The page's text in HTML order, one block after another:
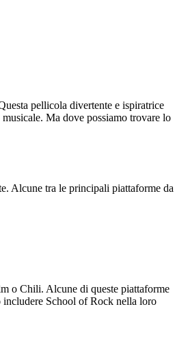
pellicola divertente e ispiratrice
Ma dove possiamo trovare lo
Alcune tra le principali piattaforme da
o Chili. Alcune di queste piattaforme
School of Rock nella loro